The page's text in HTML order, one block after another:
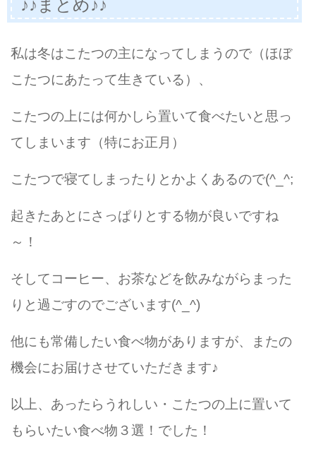
♪♪まとめ♪♪
私は冬はこたつの主になってしまうので（ほぼ
こたつにあたって生きている）、
こたつの上には何かしら置いて食べたいと思っ
てしまいます（特にお正月）
こたつで寝てしまったりとかよくあるので(^_^;
起きたあとにさっぱりとする物が良いですね
～！
そしてコーヒー、お茶などを飲みながらまった
りと過ごすのでございます(^_^)
他にも常備したい食べ物がありますが、またの
機会にお届けさせていただきます♪
以上、あったらうれしい・こたつの上に置いて
もらいたい食べ物３選！でした！